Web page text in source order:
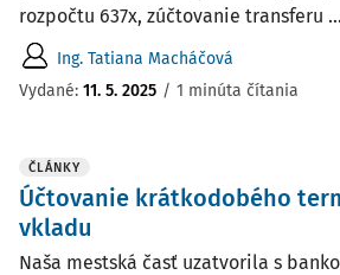
rozpočtu 637x, zúčtovanie transferu ...
Ing. Tatiana Macháčová
Vydané: 11. 5. 2025 / 1 minúta čítania
ČLÁNKY
Účtovanie krátkodobého
vkladu
Naša mestská časť uzatvorila s